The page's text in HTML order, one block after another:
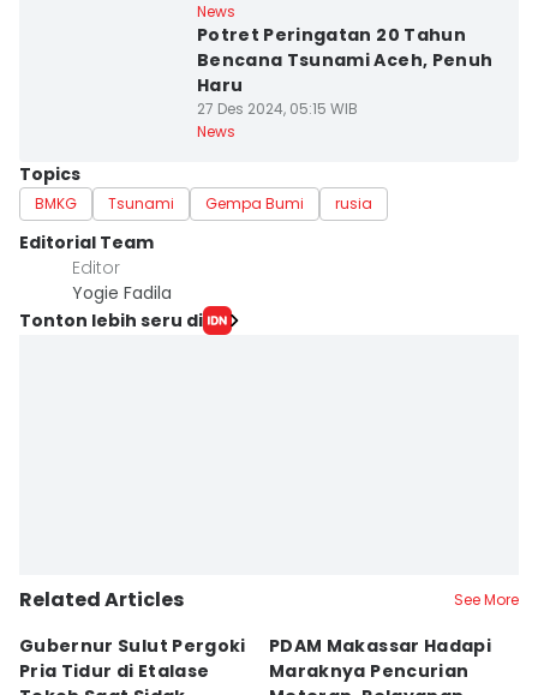
News
Potret Peringatan 20 Tahun
Bencana Tsunami Aceh, Penuh
Haru
27 Des 2024, 05:15 WIB
News
Topics
BMKG Tsunami Gempa Bumi rusia
Editorial Team
Editor
Yogie Fadila
Tonton lebih seru di
Related Articles See More
Gubernur Sulut Pergoki
Pria Tidur di Etalase
PDAM Makassar Hadapi
Maraknya Pencurian